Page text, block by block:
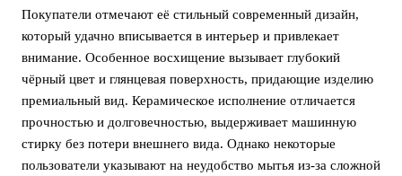
Покупатели отмечают её стильный современный дизайн,
который удачно вписывается в интерьер и привлекает
внимание. Особенное восхищение вызывает глубокий
чёрный цвет и глянцевая поверхность, придающие изделию
премиальный вид. Керамическое исполнение отличается
прочностью и долговечностью, выдерживает машинную
стирку без потери внешнего вида. Однако некоторые
пользователи указывают на неудобство мытья из-за сложной